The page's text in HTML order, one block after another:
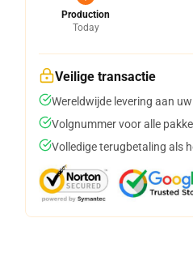
Production
Today
Veilige transactie
Wereldwijde levering aan
Volgnummer voor alle
Volledige terugbetaling als